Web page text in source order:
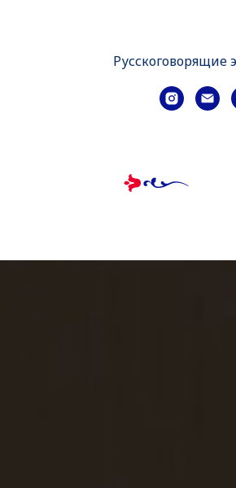
Русскоговорящие